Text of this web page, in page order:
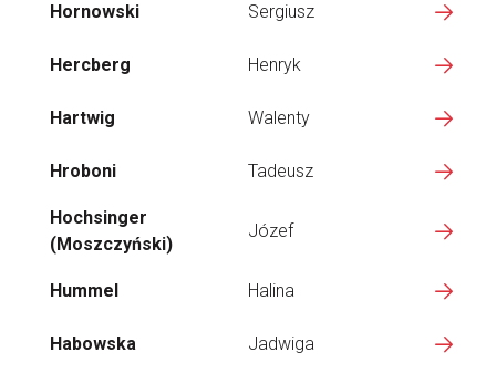
Hornowski Sergiusz
Hercberg Henryk
Hartwig Walenty
Hroboni Tadeusz
Hochsinger
(Moszczyński)
Józef
Hummel Halina
Habowska Jadwiga